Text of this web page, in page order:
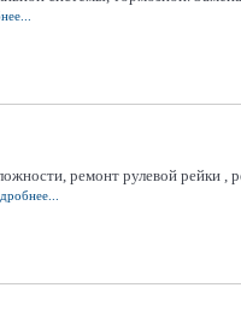
ремонт рулевой рейки